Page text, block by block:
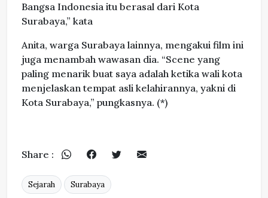
Bangsa Indonesia itu berasal dari Kota
Surabaya,” kata
Anita, warga Surabaya lainnya, mengakui film ini
juga menambah wawasan dia. “Scene yang
paling menarik buat saya adalah ketika wali kota
menjelaskan tempat asli kelahirannya, yakni di
Kota Surabaya,” pungkasnya. (*)
Share :
Sejarah Surabaya